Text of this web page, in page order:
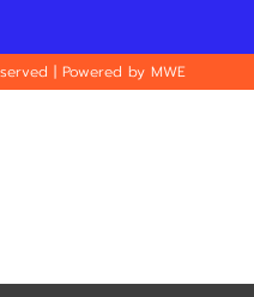
| Powered by MWE